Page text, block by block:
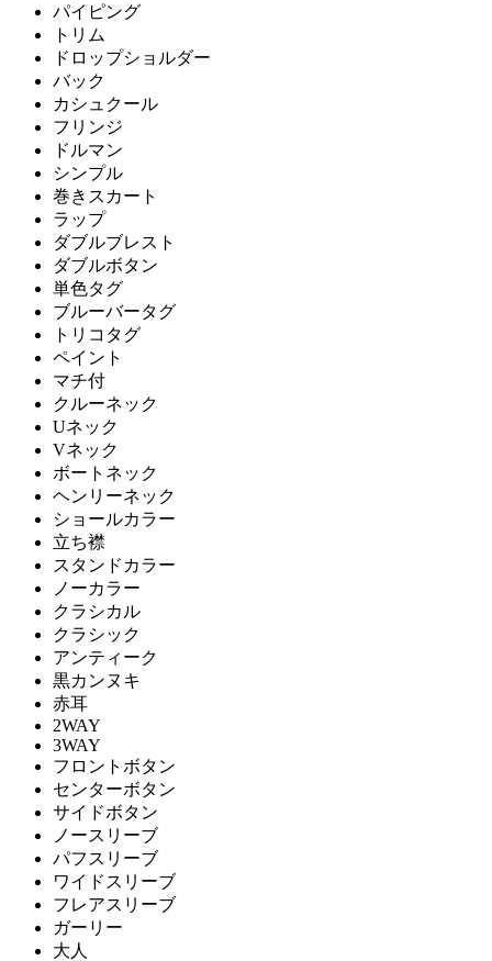
パイピング
トリム
ドロップショルダー
バック
カシュクール
フリンジ
ドルマン
シンプル
巻きスカート
ラップ
ダブルブレスト
ダブルボタン
単色タグ
ブルーバータグ
トリコタグ
ペイント
マチ付
クルーネック
Uネック
Vネック
ボートネック
ヘンリーネック
ショールカラー
立ち襟
スタンドカラー
ノーカラー
クラシカル
クラシック
アンティーク
黒カンヌキ
赤耳
2WAY
3WAY
フロントボタン
センターボタン
サイドボタン
ノースリーブ
パフスリーブ
ワイドスリーブ
フレアスリーブ
ガーリー
大人